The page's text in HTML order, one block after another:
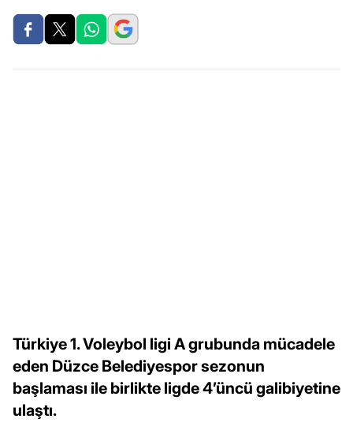
Türkiye 1. Voleybol ligi A grubunda mücadele
eden Düzce Belediyespor sezonun
başlaması ile birlikte ligde 4’üncü galibiyetine
ulaştı.